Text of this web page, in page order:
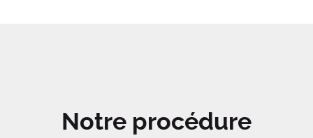
Notre procédure